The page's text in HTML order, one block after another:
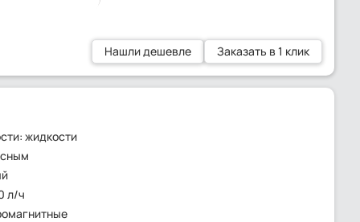
Нашли дешевле Заказать в 1 клик
жидкости
л/ч